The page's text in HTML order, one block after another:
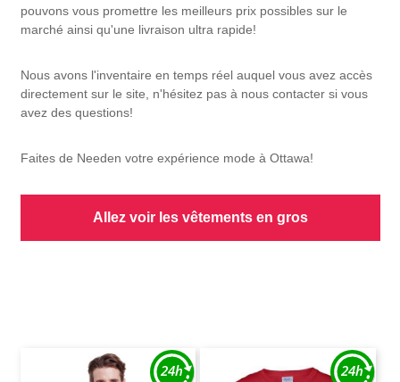
pouvons vous promettre les meilleurs prix possibles sur le
marché ainsi qu'une livraison ultra rapide!
Nous avons l'inventaire en temps réel auquel vous avez accès
directement sur le site, n'hésitez pas à nous contacter si vous
avez des questions!
Faites de Needen votre expérience mode à Ottawa!
Allez voir les vêtements en gros